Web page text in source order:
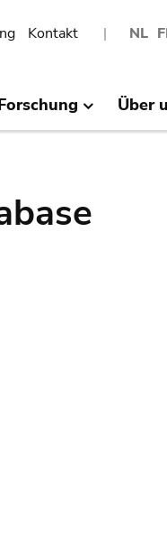
NL
Kontakt
Über